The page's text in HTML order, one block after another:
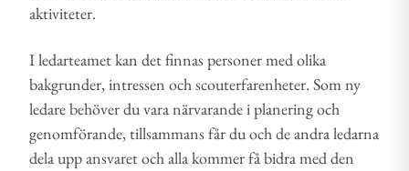
aktiviteter.
I ledarteamet kan det finnas personer med olika
bakgrunder, intressen och scouterfarenheter. Som ny
ledare behöver du vara närvarande i planering och
genomförande, tillsammans får du och de andra ledarna
dela upp ansvaret och alla kommer få bidra med den